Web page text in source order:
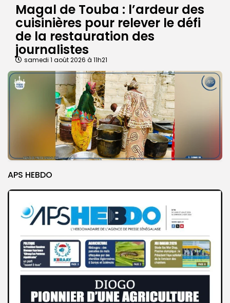
Magal de Touba : l’ardeur des
cuisinières pour relever le défi
de la restauration des
journalistes
samedi 1 août 2026 à 11h21
APS HEBDO